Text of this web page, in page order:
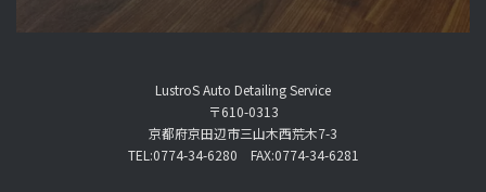
LustroS Auto Detailing Service
〒610-0313
京都府京田辺市三山木西荒木7-3
TEL:0774-34-6280 FAX:0774-34-6281